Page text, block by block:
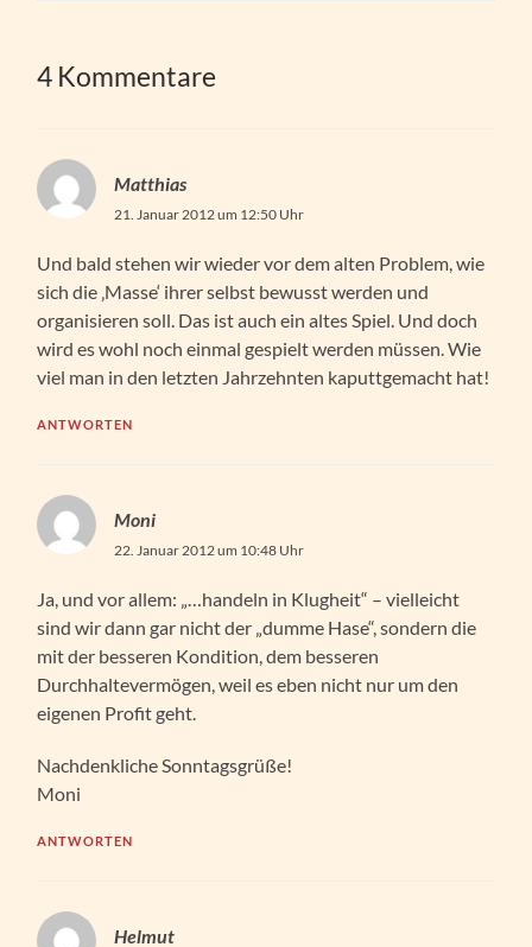
4 Kommentare
Matthias
21. Januar 2012 um 12:50 Uhr
Und bald stehen wir wieder vor dem alten Problem, wie
sich die ‚Masse‘ ihrer selbst bewusst werden und
organisieren soll. Das ist auch ein altes Spiel. Und doch
wird es wohl noch einmal gespielt werden müssen. Wie
viel man in den letzten Jahrzehnten kaputtgemacht hat!
ANTWORTEN
Moni
22. Januar 2012 um 10:48 Uhr
Ja, und vor allem: „…handeln in Klugheit“ – vielleicht
sind wir dann gar nicht der „dumme Hase“, sondern die
mit der besseren Kondition, dem besseren
Durchhaltevermögen, weil es eben nicht nur um den
eigenen Profit geht.
Nachdenkliche Sonntagsgrüße!
Moni
ANTWORTEN
Helmut